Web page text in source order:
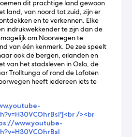
dit prachtige land gewoon
land, van noord tot zuid, zijn er
en te verkennen. Elke
indrukwekkender te zijn dan de
om Noorwegen te
van één kenmerk. De zee speelt
ook de bergen, eilanden en
van het stadsleven in Oslo, de
Trolltunga of rond de Lofoten
heeft iedereen iets te
/><br
www.youtube-